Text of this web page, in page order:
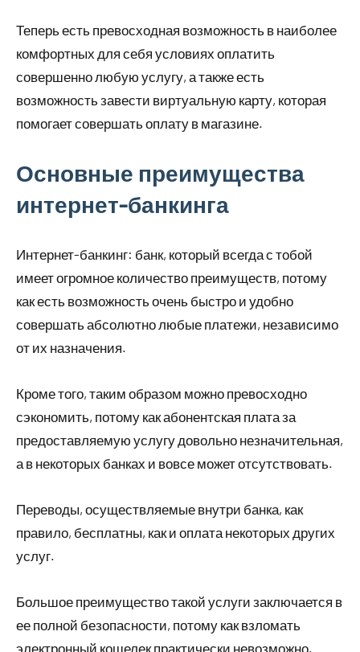
Теперь есть превосходная возможность в наиболее
комфортных для себя условиях оплатить
совершенно любую услугу, а также есть
возможность завести виртуальную карту, которая
помогает совершать оплату в магазине.
Основные преимущества
интернет-банкинга
Интернет-банкинг: банк, который всегда с тобой
имеет огромное количество преимуществ, потому
как есть возможность очень быстро и удобно
совершать абсолютно любые платежи, независимо
от их назначения.
Кроме того, таким образом можно превосходно
сэкономить, потому как абонентская плата за
предоставляемую услугу довольно незначительная,
а в некоторых банках и вовсе может отсутствовать.
Переводы, осуществляемые внутри банка, как
правило, бесплатны, как и оплата некоторых других
услуг.
Большое преимущество такой услуги заключается в
ее полной безопасности, потому как взломать
электронный кошелек практически невозможно.